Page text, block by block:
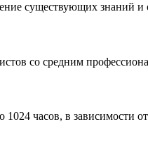
существующих знаний
со средним
часов, в зависимости